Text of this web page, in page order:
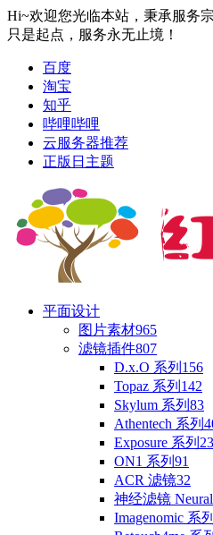
Hi~欢迎您光临本站，秉承服务
只是起点，服务永无止境！
百度
淘宝
知乎
哔哩哔哩
云服务器推荐
正版日主题
平面设计
图片素材965
滤镜插件807
D.x.O 系列 156
Topaz 系列 142
Skylum 系列 83
Athentech 系列
Exposure 系列 23
ON1 系列 91
ACR 滤镜32
神经滤镜
Imagenomic 系列